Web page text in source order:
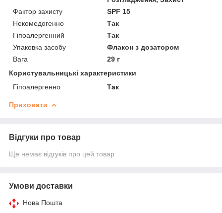
Фактор захисту
SPF 15
Некомедогенно
Так
Гіпоалергенний
Так
Упаковка засобу
Флакон з дозатором
Вага
29 г
Користувальницькі характеристики
Гіпоалергенно
Так
Приховати
Відгуки про товар
Ще немає відгуків про цей товар
Умови доставки
Нова Пошта